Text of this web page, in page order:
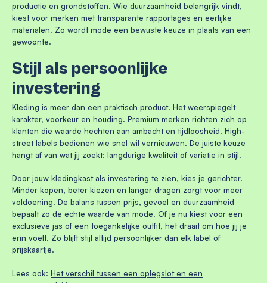
productie en grondstoffen. Wie duurzaamheid belangrijk vindt,
kiest voor merken met transparante rapportages en eerlijke
materialen. Zo wordt mode een bewuste keuze in plaats van een
gewoonte.
Stijl als persoonlijke
investering
Kleding is meer dan een praktisch product. Het weerspiegelt
karakter, voorkeur en houding. Premium merken richten zich op
klanten die waarde hechten aan ambacht en tijdloosheid. High-
street labels bedienen wie snel wil vernieuwen. De juiste keuze
hangt af van wat jij zoekt: langdurige kwaliteit of variatie in stijl.
Door jouw kledingkast als investering te zien, kies je gerichter.
Minder kopen, beter kiezen en langer dragen zorgt voor meer
voldoening. De balans tussen prijs, gevoel en duurzaamheid
bepaalt zo de echte waarde van mode. Of je nu kiest voor een
exclusieve jas of een toegankelijke outfit, het draait om hoe jij je
erin voelt. Zo blijft stijl altijd persoonlijker dan elk label of
prijskaartje.
Lees ook: Het verschil tussen een oplegslot en een